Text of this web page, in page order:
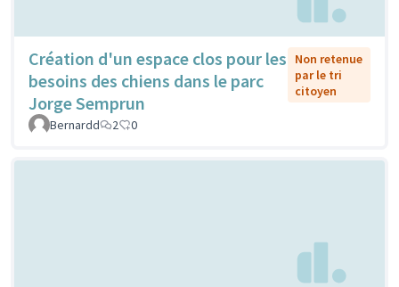
Création d'un espace clos pour les
besoins des chiens dans le parc
Jorge Semprun
Non retenue
par le tri
citoyen
Bernardd 2 0